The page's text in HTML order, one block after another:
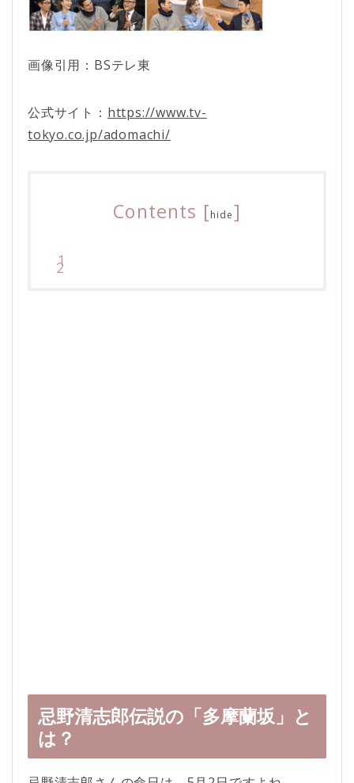
画像引用：BSテレ東
公式サイト： https://www.tv-
tokyo.co.jp/adomachi/
Contents [hide]
忌野清志郎伝説の「多摩蘭坂」と
は？